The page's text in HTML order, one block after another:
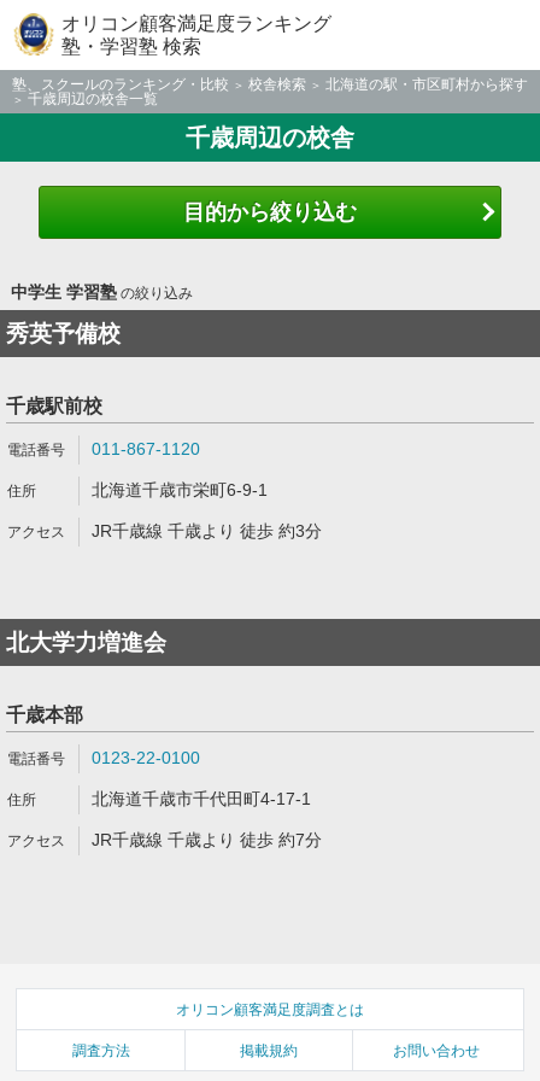
オリコン顧客満足度ランキング
塾・学習塾 検索
塾、スクールのランキング・比較 校舎検索
北海道の駅・市区町村から探す
千歳周辺の校舎一覧
千歳周辺の校舎
目的から絞り込む
中学生 学習塾の絞り込み
秀英予備校
千歳駅前校
011-867-1120
北海道千歳市栄町6-9-1
JR千歳線 千歳より 徒歩 約3分
北大学力増進会
千歳本部
0123-22-0100
北海道千歳市千代田町4-17-1
JR千歳線 千歳より 徒歩 約7分
オリコン顧客満足度調査とは
調査方法 掲載規約 お問い合わせ